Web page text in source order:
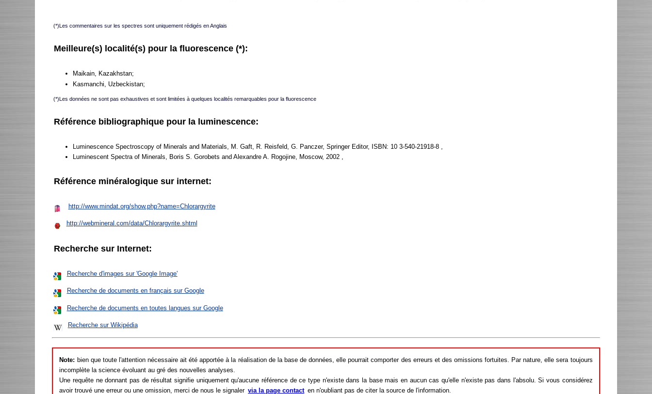
(*)Les commentaires sur les spectres sont uniquement rédigés en Anglais
Meilleure(s) localité(s) pour la fluorescence (*):
Maikain, Kazakhstan;
Kasmanchi, Uzbeckistan;
(*)Les données ne sont pas exhaustives et sont limitées à quelques localités remarquables pour la fluorescence
Référence bibliographique pour la luminescence:
Luminescence Spectroscopy of Minerals and Materials, M. Gaft, R. Reisfeld, G. Panczer, Springer Editor, ISBN: 10 3-540-21918-8 ,
Luminescent Spectra of Minerals, Boris S. Gorobets and Alexandre A. Rogojine, Moscow, 2002 ,
Référence minéralogique sur internet:
http://www.mindat.org/show.php?name=Chlorargyrite
http://webmineral.com/data/Chlorargyrite.shtml
Recherche sur Internet:
Recherche d'images sur 'Google Image'
Recherche de documents en français sur Google
Recherche de documents en toutes langues sur Google
Recherche sur Wikipédia
Note: bien que toute l'attention nécessaire ait été apportée à la réalisation de la base de données, elle pourrait comporter des erreurs et des omissions fortuites. Par nature, elle sera toujours
incomplète la science évoluant au gré des nouvelles analyses.
Une requête ne donnant pas de résultat signifie uniquement qu'aucune référence de ce type n'existe dans la base mais en aucun cas qu'elle n'existe pas dans l'absolu. Si vous considérez
avoir trouvé une erreur ou une omission, merci de nous le signaler via la page contact en n'oubliant pas de citer la source de l'information.